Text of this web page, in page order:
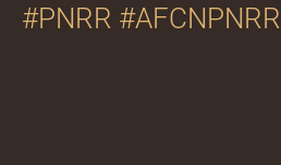
#PNRR #AFCNPNRR